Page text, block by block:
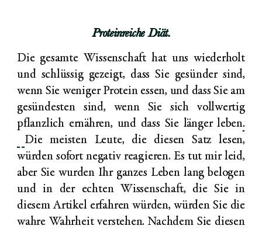
Proteinreiche Diät.
Die gesamte Wissenschaft hat uns wiederholt
und schlüssig gezeigt, dass Sie gesünder sind,
wenn Sie weniger Protein essen, und dass Sie am
gesündesten sind, wenn Sie sich vollwertig
pflanzlich ernähren, und dass Sie länger leben.
Die meisten Leute, die diesen Satz lesen,
würden sofort negativ reagieren. Es tut mir leid,
aber Sie wurden Ihr ganzes Leben lang belogen
und in der echten Wissenschaft, die Sie in
diesem Artikel erfahren würden, würden Sie die
wahre Wahrheit verstehen. Nachdem Sie diesen